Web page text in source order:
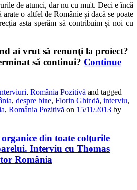
de atunci, dar nu cu mult. Deci e încă
o altfel de Românie și dacă se poate
asta sperăm să contribuim și noi cu
ai vrut să renunţi la proiect?
să continui? Continue
, România Pozitivă and tagged
, despre bine, Florin Ghindă, interviu,
, România Pozitivă on 15/11/2013 by
din toate colţurile
Interviu cu Thomas
România